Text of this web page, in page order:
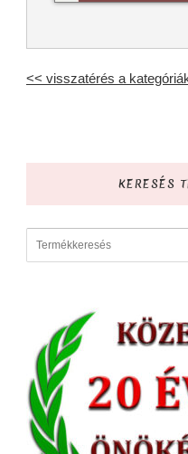
<< visszatérés a
KERESÉS